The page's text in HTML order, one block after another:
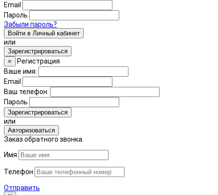
Email
Пароль
Забыли пароль?
Войти в Личный кабинет
или
Зарегистрироваться
×
Регистрация
Ваше имя:
Email
Ваш телефон:
Пароль
Зарегистрироваться
или
Авторизоваться
Заказ обратного звонка.
Имя
Телефон
Отправить